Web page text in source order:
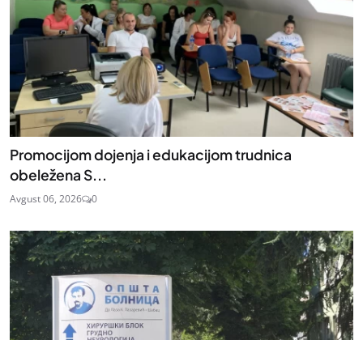
Promocijom dojenja i edukacijom trudnica
obeležena S...
Avgust 06, 2026 0